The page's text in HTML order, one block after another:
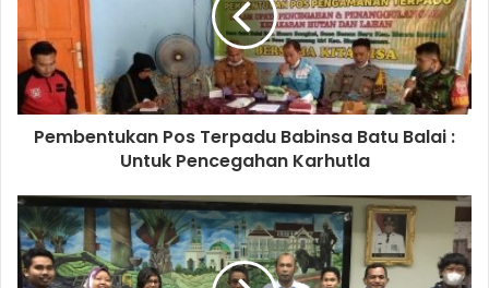
Pembentukan Pos Terpadu Babinsa Batu Balai :
Untuk Pencegahan Karhutla